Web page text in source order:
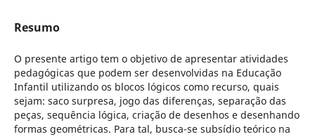
Resumo
O presente artigo tem o objetivo de apresentar atividades
pedagógicas que podem ser desenvolvidas na Educação
Infantil utilizando os blocos lógicos como recurso, quais
sejam: saco surpresa, jogo das diferenças, separação das
peças, sequência lógica, criação de desenhos e desenhando
formas geométricas. Para tal, busca-se subsídio teórico na